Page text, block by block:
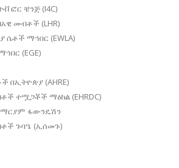
ፎር ቼንጅ (I4C)
መብቶች (LHR)
ማኅበር (EWLA)
(EGE)
በኢትዮጵያ (AHRE)
ተሟጋቾች ማዕከል (EHRDC)
ፋውንዴሽን
ጉባዔ (ኢሰመጉ)